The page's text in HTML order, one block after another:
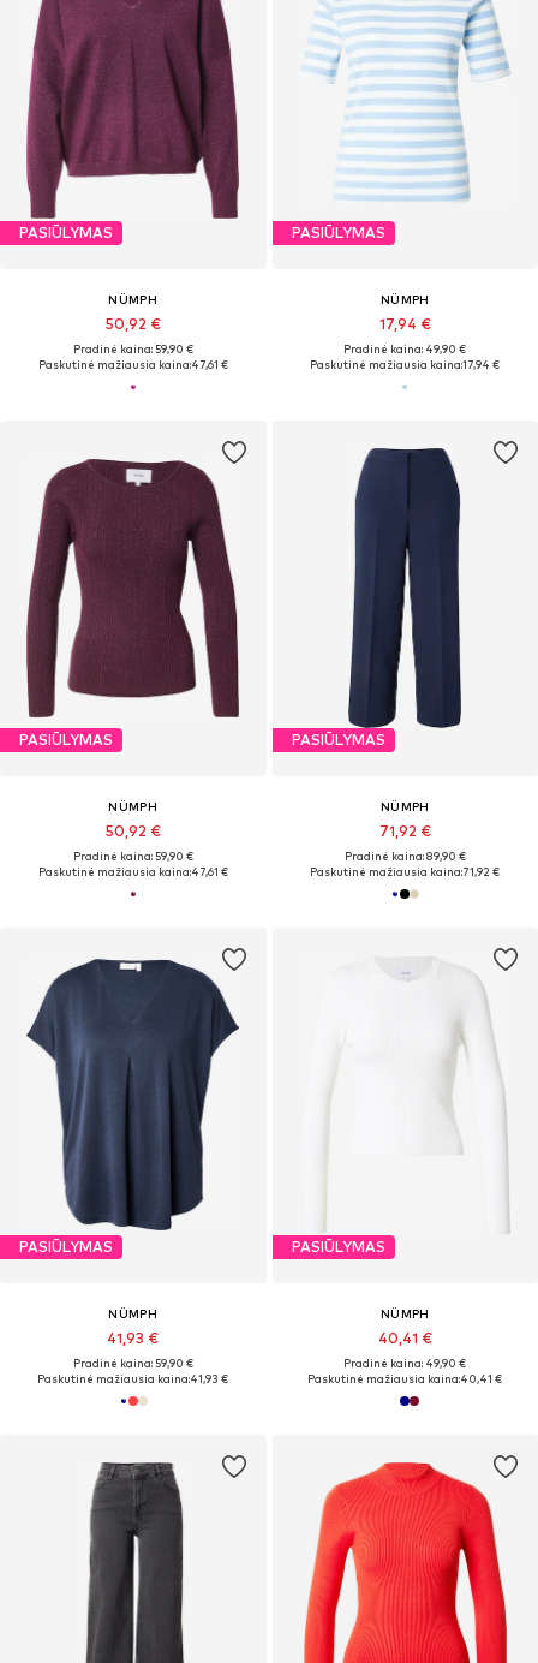
PASIŪLYMAS
NÜMPH
50,92 €
Pradinė kaina: 59,90 €
Paskutinė mažiausia kaina:47,61 €
PASIŪLYMAS
NÜMPH
17,94 €
Pradinė kaina: 49,90 €
Paskutinė mažiausia kaina:17,94 €
PASIŪLYMAS
NÜMPH
50,92 €
Pradinė kaina: 59,90 €
Paskutinė mažiausia kaina:47,61 €
PASIŪLYMAS
NÜMPH
71,92 €
Pradinė kaina: 89,90 €
Paskutinė mažiausia kaina:71,92 €
PASIŪLYMAS
NÜMPH
41,93 €
Pradinė kaina: 59,90 €
Paskutinė mažiausia kaina:41,93 €
PASIŪLYMAS
NÜMPH
40,41 €
Pradinė kaina: 49,90 €
Paskutinė mažiausia kaina:40,41 €